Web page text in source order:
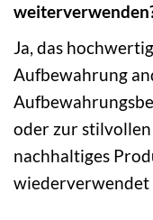
Ja, das
Aufbewahrung
oder zur
nachhaltiges
wiederverwendet